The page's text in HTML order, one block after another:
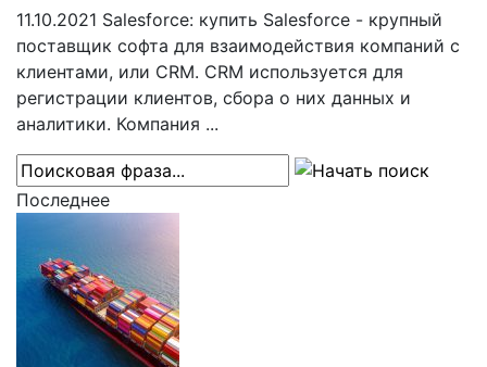
11.10.2021 Salesforce: купить Salesforce - крупный
поставщик софта для взаимодействия компаний с
клиентами, или CRM. CRM используется для
регистрации клиентов, сбора о них данных и
аналитики. Компания ...
Последнее